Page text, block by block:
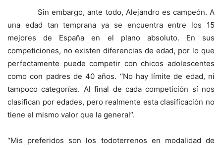
Sin embargo, ante todo, Alejandro es campeón. A
una edad tan temprana ya se encuentra entre los 15
mejores de España en el plano absoluto. En sus
competiciones, no existen diferencias de edad, por lo que
perfectamente puede competir con chicos adolescentes
como con padres de 40 años. ‘‘No hay límite de edad, ni
tampoco categorías. Al final de cada competición sí nos
clasifican por edades, pero realmente esta clasificación no
tiene el mismo valor que la general’’.
‘‘Mis preferidos son los todoterrenos en modalidad de